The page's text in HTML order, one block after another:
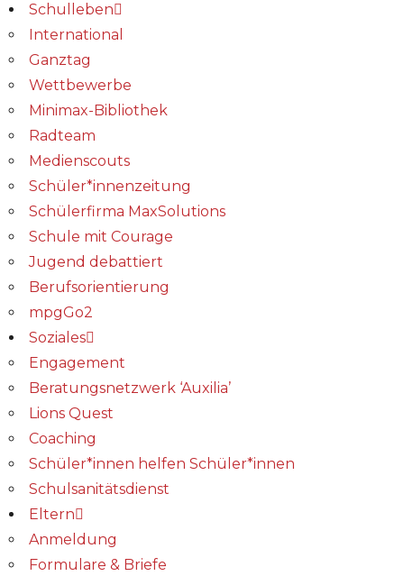
Schulleben
International
Ganztag
Wettbewerbe
Minimax-Bibliothek​
Radteam
Medienscouts
Schüler*innenzeitung
Schülerfirma MaxSolutions
Schule mit Courage
Jugend debattiert
Berufsorientierung
mpgGo2
Soziales
Engagement
Beratungsnetzwerk ‘Auxilia’
Lions Quest
Coaching
Schüler*innen helfen Schüler*innen
Schulsanitätsdienst
Eltern
Anmeldung
Formulare & Briefe